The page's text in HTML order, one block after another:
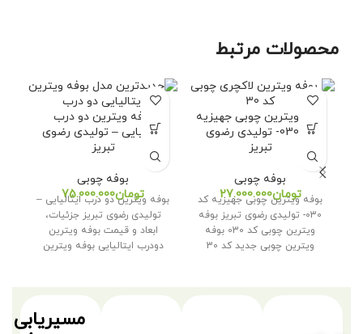
محصولات مرتبط
بوفه ویترین چوبی جهیزیه
کد 030- تولیدی رضوی
تبریز
بوفه چوبی
تومان
بوفه ویترین چوبی جهیزیه کد
030- تولیدی رضوی تبریز بوفه
ویترین چوبی کد 030 بوفه
ویترین چوبی جدید کد 30
بوفه ویترین دو درب
ایتالیایی – تولیدی رضوی
تبریز
بوفه چوبی
تومان
بوفه ویترین دو درب ایتالیایی –
تولیدی رضوی تبریز جزئیات،
ابعاد و قیمت بوفه ویترین
دودرب ایتالیایی بوفه ویترین
مسیریابی